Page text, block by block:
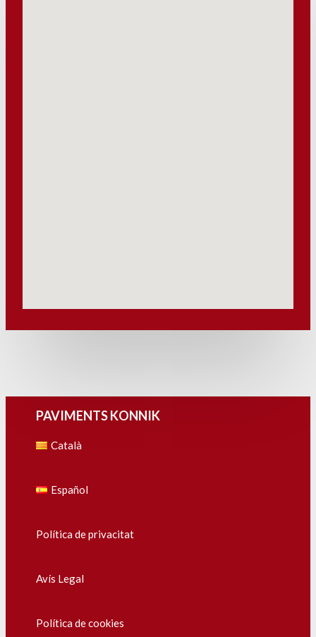
PAVIMENTS KONNIK
Català
Español
Política de privacitat
Avís Legal
Política de cookies